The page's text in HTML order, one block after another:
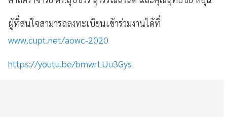
ผู้ที่สนใจสามารถลงทะเบียนเข้าร่วมงานได้ที่
www.cupt.net/aowc-2020
https://youtu.be/bmwrLUu3Gys